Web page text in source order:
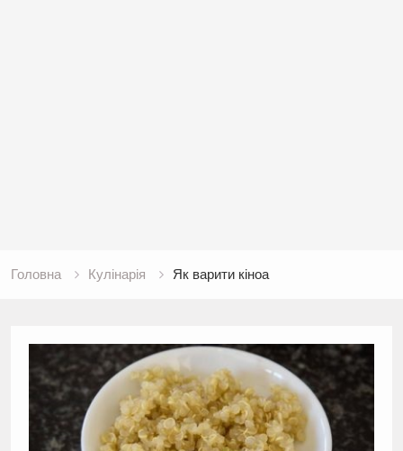
Головна Кулінарія Як варити кіноа